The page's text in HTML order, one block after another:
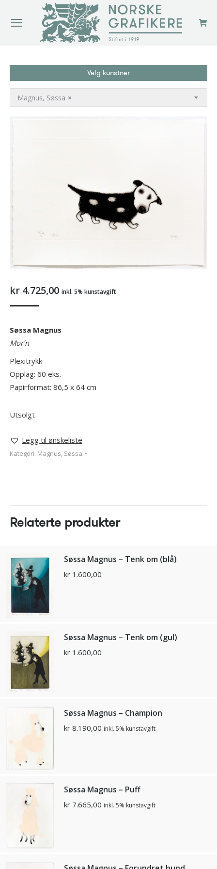
Velg kunstner
×
Magnus, Søssa
kr 4.725,00 inkl. 5% kunstavgift
Søssa Magnus
Mor’n
Plexitrykk
Opplag: 60 eks.
Papirformat: 86,5 x 64 cm
Utsolgt
Legg til ønskeliste
Kategori: Magnus, Søssa
Relaterte produkter
Søssa Magnus – Tenk om (blå)
kr 1.600,00
Søssa Magnus – Tenk om (gul)
kr 1.600,00
Søssa Magnus – Champion
kr 8.190,00 inkl. 5% kunstavgift
Søssa Magnus – Puff
kr 7.665,00 inkl. 5% kunstavgift